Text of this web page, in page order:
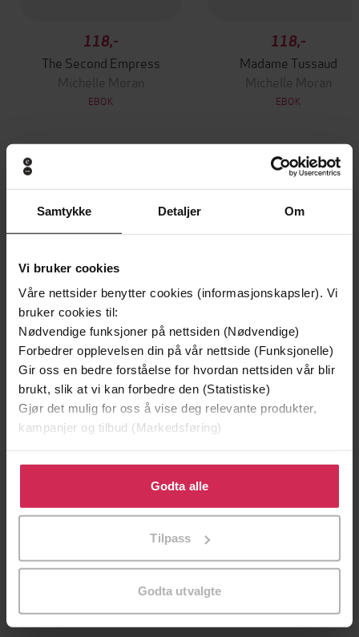
Samtykke Detaljer Om
Vi bruker cookies
Våre nettsider benytter cookies (informasjonskapsler). Vi
bruker cookies til:
Nødvendige funksjoner på nettsiden (Nødvendige)
Forbedrer opplevelsen din på vår nettside (Funksjonelle)
Gir oss en bedre forståelse for hvordan nettsiden vår blir
brukt, slik at vi kan forbedre den (Statistiske)
Gjør det mulig for oss å vise deg relevante produkter,
kampanjer og tilbud (Markedsføring)
Klikk på «Godta alle» for å gi oss ditt samtykke til å
bruke cookies for alle disse formålene. Du kan også
tilpasse ditt samtykke til spesifikke formål ved å klikke
Godta alle
Tilpass
Godta utvalgte
118,-
The Second Empress
Michelle Moran
EBOK
118,-
Madame Tussaud
Michelle Moran
EBOK
Andre har også kjøpt
Premium
Jo Nesbø
Jørn Lier Horst
Michelle Moran(forfatter)